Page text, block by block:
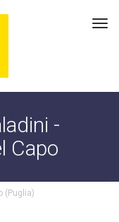
-
Capo
(Puglia)